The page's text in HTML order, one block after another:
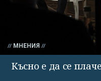
МНЕНИЯ
Късно е да се плаче